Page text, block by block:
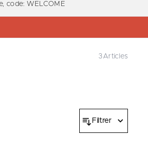
code: WELCOME
3Articles
Filtrer